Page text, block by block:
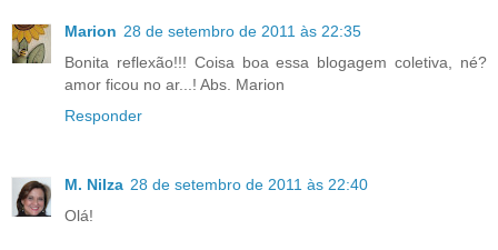
Marion 28 de setembro de 2011 às 22:35
Bonita reflexão!!! Coisa boa essa blogagem coletiva, né?
amor ficou no ar...! Abs. Marion
Responder
M. Nilza 28 de setembro de 2011 às 22:40
Olá!